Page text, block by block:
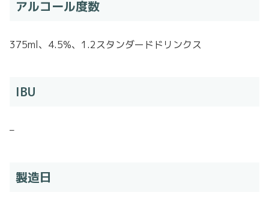
アルコール度数
375ml、4.5%、1.2スタンダードドリンクス
IBU
–
製造日